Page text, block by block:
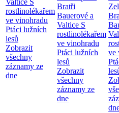
Valtice S
rostlinolékařem
ve vinohradu
Ptáci lužních
lesů
Zobrazit
všechny
záznamy ze
dne
Bratři
Bauerové a
Valtice S
rostlinolékařem
ve vinohradu
Ptáci lužních
lesů
Zobrazit
všechny
záznamy ze
dne
ve